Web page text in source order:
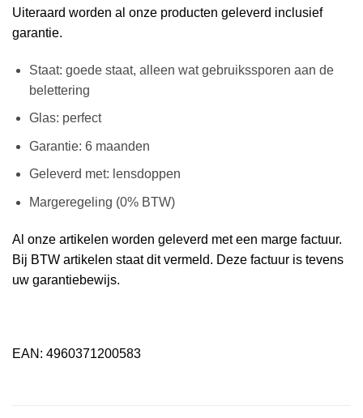
Uiteraard worden al onze producten geleverd inclusief
garantie.
Staat: goede staat, alleen wat gebruikssporen aan de
belettering
Glas: perfect
Garantie: 6 maanden
Geleverd met: lensdoppen
Margeregeling (0% BTW)
Al onze artikelen worden geleverd met een marge factuur.
Bij BTW artikelen staat dit vermeld. Deze factuur is tevens
uw garantiebewijs.
EAN: 4960371200583